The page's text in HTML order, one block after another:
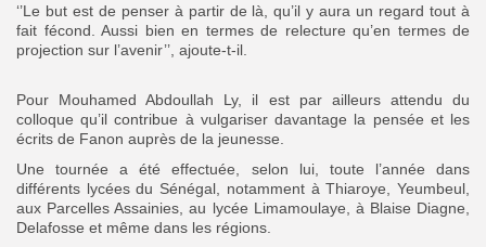
‘’Le but est de penser à partir de là, qu’il y aura un regard tout à
fait fécond. Aussi bien en termes de relecture qu’en termes de
projection sur l’avenir’’, ajoute-t-il.
Pour Mouhamed Abdoullah Ly, il est par ailleurs attendu du
colloque qu’il contribue à vulgariser davantage la pensée et les
écrits de Fanon auprès de la jeunesse.
Une tournée a été effectuée, selon lui, toute l’année dans
différents lycées du Sénégal, notamment à Thiaroye, Yeumbeul,
aux Parcelles Assainies, au lycée Limamoulaye, à Blaise Diagne,
Delafosse et même dans les régions.